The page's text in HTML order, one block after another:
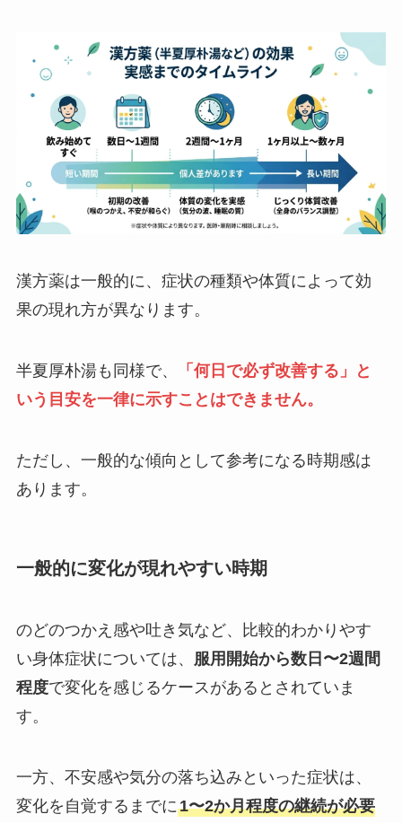
漢方薬は一般的に、症状の種類や体質によって効
果の現れ方が異なります。
半夏厚朴湯も同様で、
「何日で必ず改善する」と
いう目安を一律に示すことはできません。
ただし、一般的な傾向として参考になる時期感は
あります。
一般的に変化が現れやすい時期
のどのつかえ感や吐き気など、比較的わかりやす
い身体症状については、 服用開始から数日〜2週間
程度で変化を感じるケースがあるとされていま
す。
一方、不安感や気分の落ち込みといった症状は、
変化を自覚するまでに1〜2か月程度の継続が必要